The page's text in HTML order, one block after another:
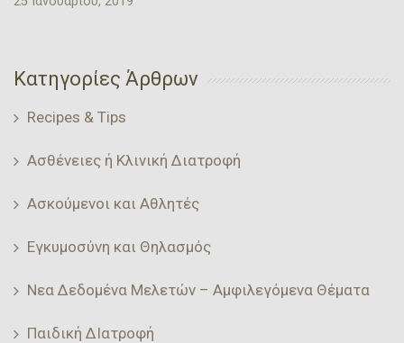
Κατηγορίες Άρθρων
Recipes & Tips
Ασθένειες ή Κλινική Διατροφή
Ασκούμενοι και Αθλητές
Εγκυμοσύνη και Θηλασμός
Νεα Δεδομένα Μελετών – Αμφιλεγόμενα Θέματα
Παιδική ΔΙατροφή